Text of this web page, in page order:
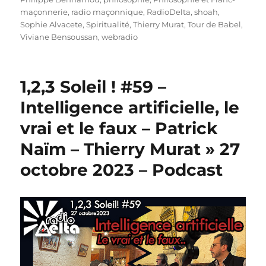
maçonnerie, radio maçonnique, RadioDelta,shoah,
Sophie Alvacete,Spiritualité,Thierry Murat,Tour de Babel,
Viviane Bensoussan,webradio
1,2,3 Soleil ! #59 –
Intelligence artificielle, le
vrai et le faux – Patrick
Naïm – Thierry Murat » 27
octobre 2023 – Podcast